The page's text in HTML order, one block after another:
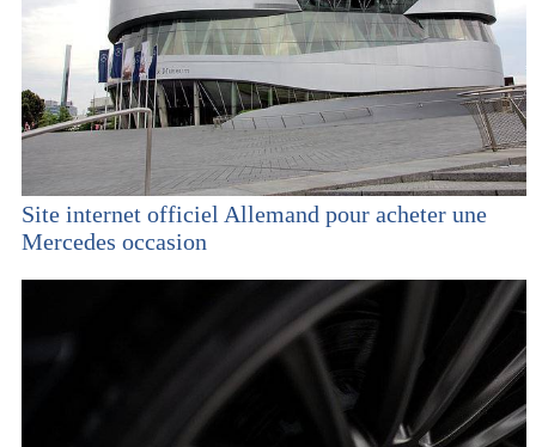
Site internet officiel Allemand pour acheter une
Mercedes occasion